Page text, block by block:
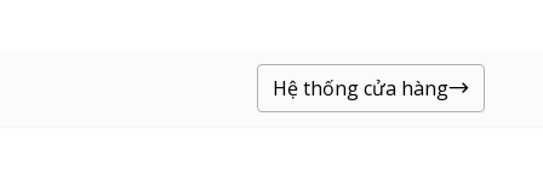
Hệ thống cửa hàng